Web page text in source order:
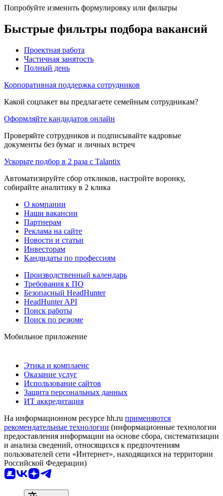
Попробуйте изменить формулировку или фильтры
Быстрые фильтры подбора вакансий
Проектная работа
Частичная занятость
Полный день
Корпоративная поддержка сотрудников
Какой соцпакет вы предлагаете семейным сотрудникам?
Оформляйте кандидатов онлайн
Проверяйте сотрудников и подписывайте кадровые
документы без бумаг и личных встреч
Ускорьте подбор в 2 раза с Talantix
Автоматизируйте сбор откликов, настройте воронку,
собирайте аналитику в 2 клика
О компании
Наши вакансии
Партнерам
Реклама на сайте
Новости и статьи
Инвесторам
Кандидаты по профессиям
Производственный календарь
Требования к ПО
Безопасный HeadHunter
HeadHunter API
Поиск работы
Поиск по резюме
Мобильное приложение
Этика и комплаенс
Оказание услуг
Использование сайтов
Защита персональных данных
ИТ аккредитация
На информационном ресурсе hh.ru применяются
рекомендательные технологии (информационные технологии
предоставления информации на основе сбора, систематизации
и анализа сведений, относящихся к предпочтениям
пользователей сети «Интернет», находящихся на территории
Российской Федерации)